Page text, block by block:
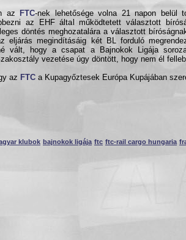
az FTC-nek lehetősége volna 21 napon belül
az EHF által működtetett választott
döntés meghozatalára a választott
eljárás megindításáig két BL forduló
vált, hogy a csapat a Bajnokok Ligája
vezetése úgy döntött, hogy nem él
az FTC a Kupagyőztesek Európa Kupájában
klubok bajnokok ligája ftc ftc-rail cargo hungaria